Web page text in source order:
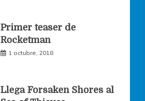
Primer teaser de
Rocketman
1 octubre, 2018
Llega Forsaken Shores al